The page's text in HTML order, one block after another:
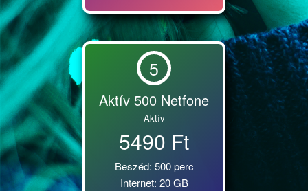
5
Aktív 500 Netfone
Aktív
5490 Ft
Beszéd: 500 perc
Internet: 20 GB